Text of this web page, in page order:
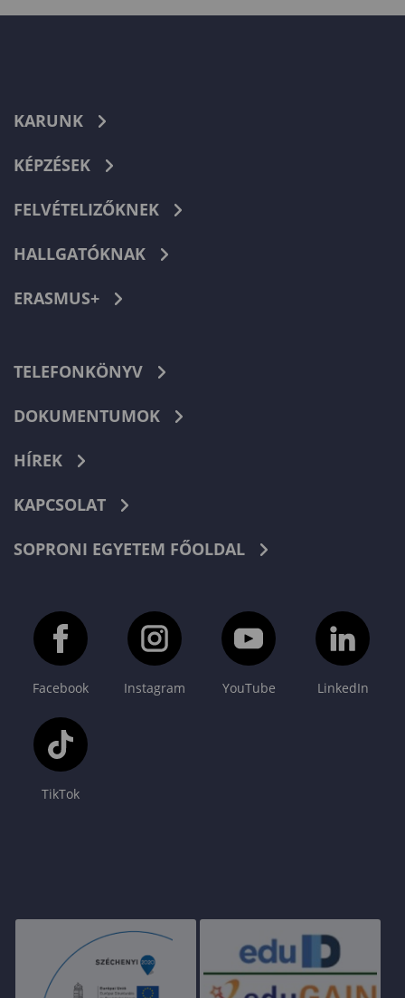
KARUNK
KÉPZÉSEK
FELVÉTELIZŐKNEK
HALLGATÓKNAK
ERASMUS+
TELEFONKÖNYV
DOKUMENTUMOK
HÍREK
KAPCSOLAT
SOPRONI EGYETEM FŐOLDAL
Facebook Instagram YouTube LinkedIn
TikTok